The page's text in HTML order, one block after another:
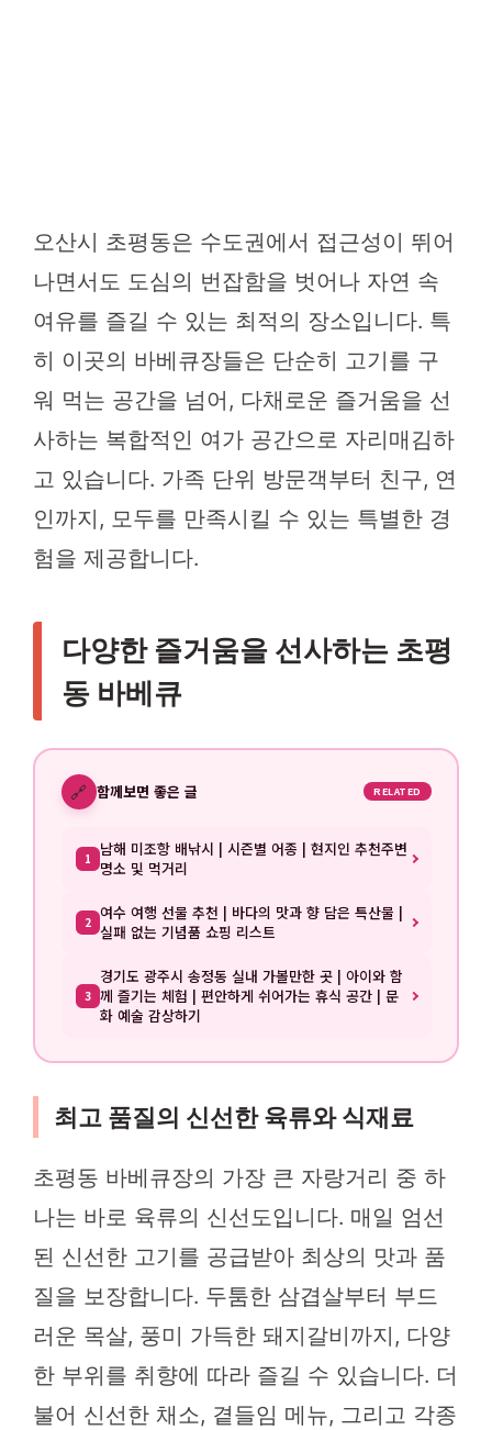
오산시 초평동은 수도권에서 접근성이 뛰어
나면서도 도심의 번잡함을 벗어나 자연 속
여유를 즐길 수 있는 최적의 장소입니다. 특
히 이곳의 바베큐장들은 단순히 고기를 구
워 먹는 공간을 넘어, 다채로운 즐거움을 선
사하는 복합적인 여가 공간으로 자리매김하
고 있습니다. 가족 단위 방문객부터 친구, 연
인까지, 모두를 만족시킬 수 있는 특별한 경
험을 제공합니다.
다양한 즐거움을 선사하는 초평
동 바베큐
🔗 함께보면 좋은 글 RELATED
1 남해 미조항 배낚시 | 시즌별 어종 | 현지인 추천주변
명소 및 먹거리
2 여수 여행 선물 추천 | 바다의 맛과 향 담은 특산물 |
실패 없는 기념품 쇼핑 리스트
3
경기도 광주시 송정동 실내 가볼만한 곳 | 아이와 함
께 즐기는 체험 | 편안하게 쉬어가는 휴식 공간 | 문
화 예술 감상하기
최고 품질의 신선한 육류와 식재료
초평동 바베큐장의 가장 큰 자랑거리 중 하
나는 바로 육류의 신선도입니다. 매일 엄선
된 신선한 고기를 공급받아 최상의 맛과 품
질을 보장합니다. 두툼한 삼겹살부터 부드
러운 목살, 풍미 가득한 돼지갈비까지, 다양
한 부위를 취향에 따라 즐길 수 있습니다. 더
불어 신선한 채소, 곁들임 메뉴, 그리고 각종